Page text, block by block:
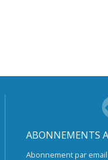
ABONNEMENTS
Abonnement par email